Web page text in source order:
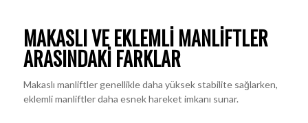
MAKASLI VE EKLEMLI MANLIFTLER
ARASINDAKI FARKLAR
Makaslı manliftler genellikle daha yüksek stabilite sağlarken,
eklemli manliftler daha esnek hareket imkanı sunar.